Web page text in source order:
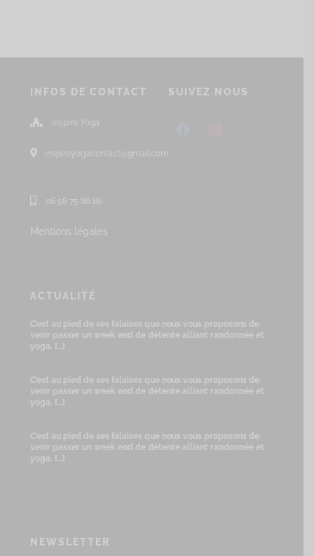
INFOS DE CONTACT
Inspire Yoga
inspireyogacontact@gmail.com
06 98 75 86 86
Mentions légales
SUIVEZ NOUS
facebookinstagram
ACTUALITÉ
C’est au pied de ses falaises que nous vous proposons de
venir passer un week end de détente alliant randonnée et
yoga. […]
C’est au pied de ses falaises que nous vous proposons de
venir passer un week end de détente alliant randonnée et
yoga. […]
C’est au pied de ses falaises que nous vous proposons de
venir passer un week end de détente alliant randonnée et
yoga. […]
NEWSLETTER